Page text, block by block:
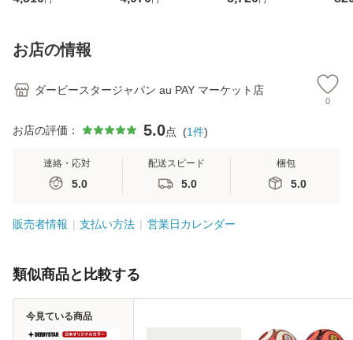
イエロー ブラック
アー ゴールキーパ
ー キーパー ゴール
ッド付き ブラック
パッド付き グレー
ト
お店の情報
ダービースタージャパン au PAY マーケット店
0
お店の評価： 5.0点 (1件)
連絡・応対
5.0
配送スピード
5.0
梱包
5.0
販売者情報 支払い方法 営業日カレンダー
類似商品と比較する
今見ている商品